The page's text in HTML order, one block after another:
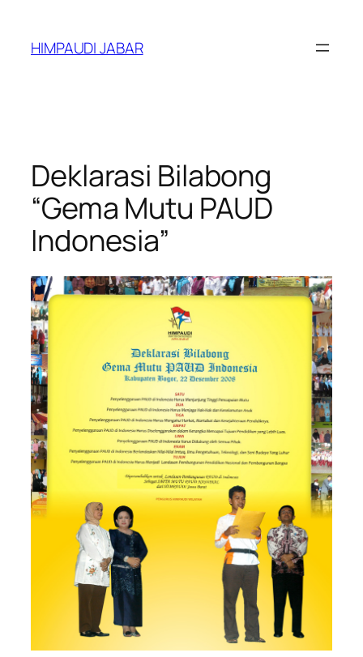
konten
HIMPAUDI JABAR
Deklarasi Bilabong
“Gema Mutu PAUD
Indonesia”